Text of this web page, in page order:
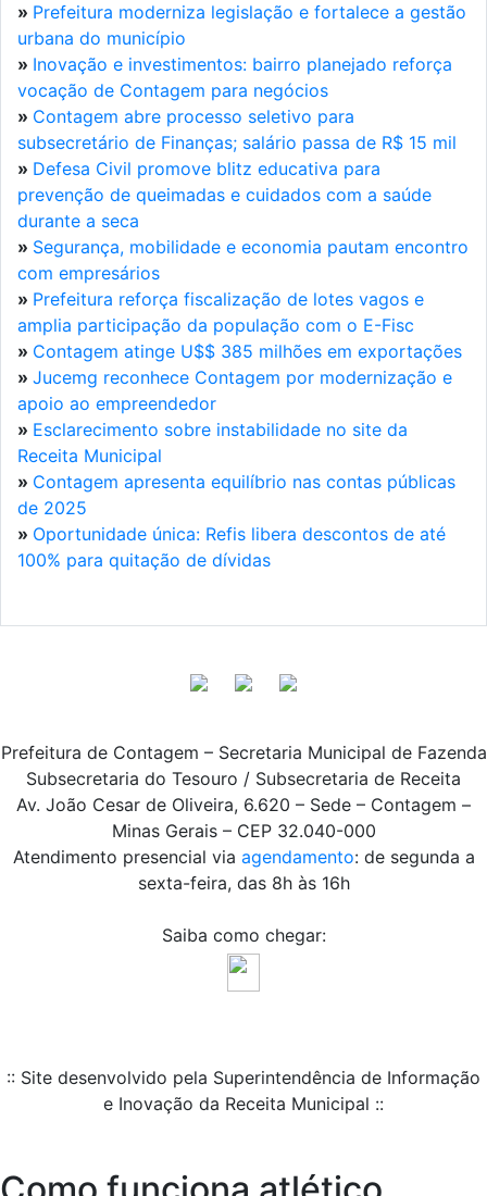
» Prefeitura moderniza legislação e fortalece a gestão
urbana do município
» Inovação e investimentos: bairro planejado reforça
vocação de Contagem para negócios
» Contagem abre processo seletivo para
subsecretário de Finanças; salário passa de R$ 15 mil
» Defesa Civil promove blitz educativa para
prevenção de queimadas e cuidados com a saúde
durante a seca
» Segurança, mobilidade e economia pautam encontro
com empresários
» Prefeitura reforça fiscalização de lotes vagos e
amplia participação da população com o E-Fisc
» Contagem atinge U$$ 385 milhões em exportações
» Jucemg reconhece Contagem por modernização e
apoio ao empreendedor
» Esclarecimento sobre instabilidade no site da
Receita Municipal
» Contagem apresenta equilíbrio nas contas públicas
de 2025
» Oportunidade única: Refis libera descontos de até
100% para quitação de dívidas
Prefeitura de Contagem – Secretaria Municipal de Fazenda
Subsecretaria do Tesouro / Subsecretaria de Receita
Av. João Cesar de Oliveira, 6.620 – Sede – Contagem –
Minas Gerais – CEP 32.040-000
Atendimento presencial via agendamento: de segunda a
sexta-feira, das 8h às 16h
Saiba como chegar:
:: Site desenvolvido pela Superintendência de Informação
e Inovação da Receita Municipal ::